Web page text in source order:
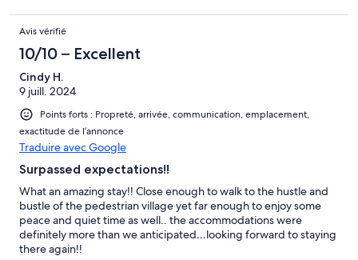
Avis vérifié
10/10 – Excellent
Cindy H.
9 juill. 2024
Points forts : Propreté, arrivée, communication, emplacement,
exactitude de l’annonce
Traduire avec Google
Surpassed expectations!!
What an amazing stay!! Close enough to walk to the hustle and
bustle of the pedestrian village yet far enough to enjoy some
peace and quiet time as well.. the accommodations were
definitely more than we anticipated…looking forward to staying
there again!!